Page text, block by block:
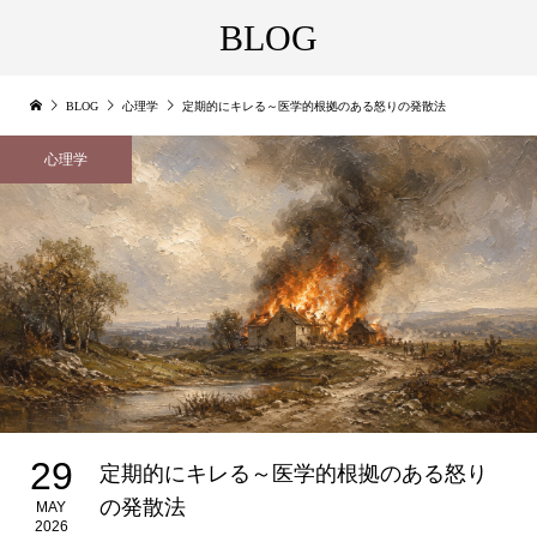
BLOG
BLOG 心理学 定期的にキレる～医学的根拠のある怒りの発散法
心理学
29
MAY
2026
定期的にキレる～医学的根拠のある怒り
の発散法